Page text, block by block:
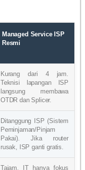
Managed Service ISP
Resmi
Kurang dari 4 jam.
Teknisi lapangan ISP
langsung membawa
OTDR dan Splicer.
Ditanggung ISP (Sistem
Peminjaman/Pinjam
Pakai). Jika router
rusak, ISP ganti gratis.
Tajam. IT hanya fokus